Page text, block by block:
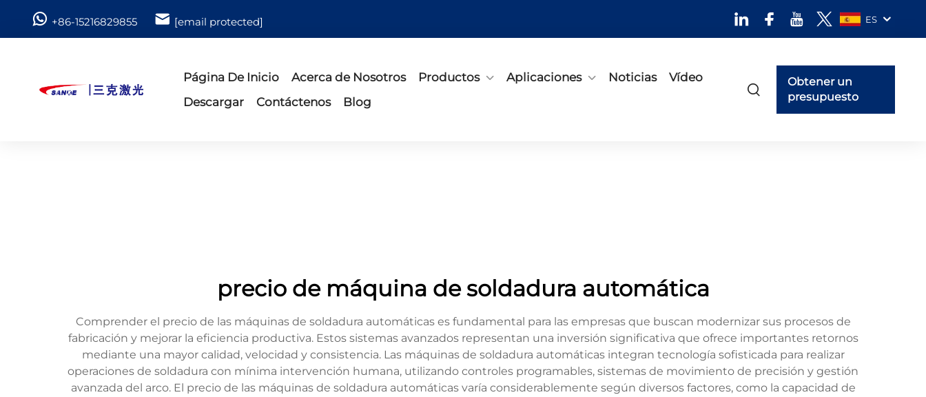
+86-15216829855 [email protected] ES
Página De Inicio Acerca de Nosotros Productos Aplicaciones Noticias
Vídeo
Descargar
Contáctenos Blog
Obtener un
presupuesto
precio de máquina de soldadura automática
Comprender el precio de las máquinas de soldadura automáticas es fundamental para las empresas que buscan modernizar sus procesos de
fabricación y mejorar la eficiencia productiva. Estos sistemas avanzados representan una inversión significativa que ofrece importantes retornos
mediante una mayor calidad, velocidad y consistencia. Las máquinas de soldadura automáticas integran tecnología sofisticada para realizar
operaciones de soldadura con mínima intervención humana, utilizando controles programables, sistemas de movimiento de precisión y gestión
avanzada del arco. El precio de las máquinas de soldadura automáticas varía considerablemente según diversos factores, como la capacidad de